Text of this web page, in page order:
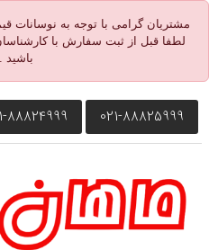
مشتریان گرامی با توجه به نوسانات
لطفا قبل از ثبت سفارش با
باشید .
021-88825999
88824999